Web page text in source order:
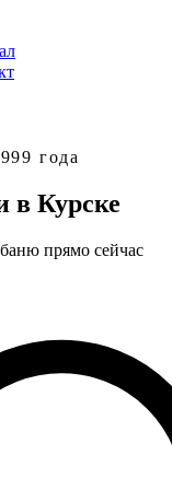
года
в Курске
баню прямо сейчас